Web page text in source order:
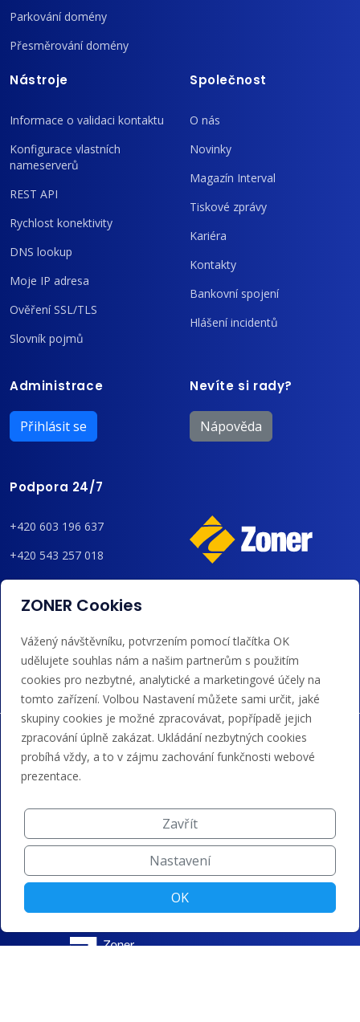
Parkování domény
Přesměrování domény
Nástroje
Informace o validaci kontaktu
Konfigurace vlastních
nameserverů
REST API
Rychlost konektivity
DNS lookup
Moje IP adresa
Ověření SSL/TLS
Slovník pojmů
Společnost
O nás
Novinky
Magazín Interval
Tiskové zprávy
Kariéra
Kontakty
Bankovní spojení
Hlášení incidentů
Administrace
Přihlásit se
Nevíte si rady?
Nápověda
Podpora 24/7
+420 603 196 637
+420 543 257 018
admin@regzone.cz
Akceptujeme platby kartou, Google/Apple Pay,
bankovním převodem a kreditem.
ZONER Cookies
Vážený návštěvníku, potvrzením pomocí tlačítka OK
udělujete souhlas nám a našim partnerům s použitím
cookies pro nezbytné, analytické a marketingové účely na
tomto zařízení. Volbou Nastavení můžete sami určit, jaké
skupiny cookies je možné zpracovávat, popřípadě jejich
zpracování úplně zakázat. Ukládání nezbytných cookies
probíhá vždy, a to v zájmu zachování funkčnosti webové
prezentace.
Zavřít
Nastavení
OK